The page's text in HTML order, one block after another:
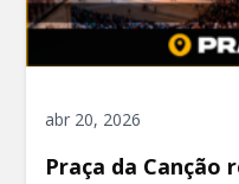
abr 20, 2026
Praça da Canção